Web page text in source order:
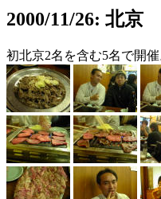
2000/11/26: 北京
初北京2名を含む5名で開